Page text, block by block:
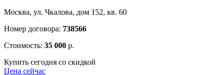
Москва, ул. Чкалова, дом 152, кв. 60
Номер договора: 738566
Стоимость: 35 000 р.
Купить сегодня со скидкой
Цена сейчас